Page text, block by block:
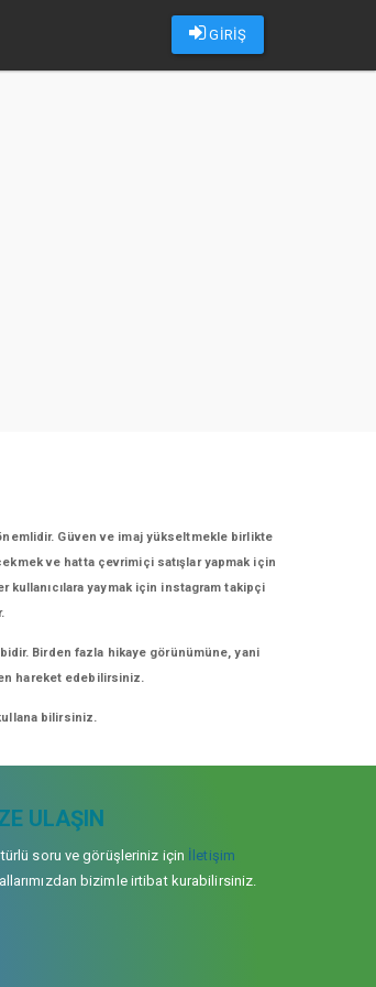
GİRİŞ
Güven ve imaj yükseltmekle birlikte
ve hatta çevrimiçi satışlar yapmak için
kullanıcılara yaymak için instagram takipçi
Birden fazla hikaye görünümüne, yani
hareket edebilirsiniz.
bilirsiniz.
ULAŞIN
soru ve görüşleriniz için İletişim
bizimle irtibat kurabilirsiniz.